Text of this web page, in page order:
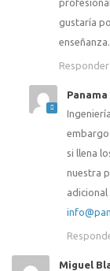
gustaría
Responder
embargo
si llena
nuestra
adicional
Miguel